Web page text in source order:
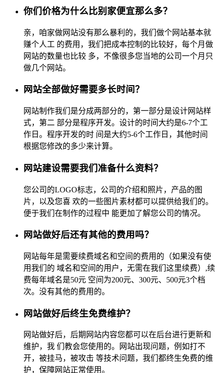
你们价格为什么比别家便宜那么多？
亲，咱家做网站没有那么暴利的，我们做个网站基本就
赚个人工 的费用，我们把成本控制的比较好，每个月做
网站的数量也比较 多，不像很多您当地的公司一个月只
做几个网站。
网站全部做好需要多长时间？
网站制作我们是分成两部分的，第一部分是设计网站样
式，第二 部分是程序开发。设计的时间大约是6-7个工
作日。程序开发的时 间是大约5-6个工作日，其他时间
根据您修改的多少来计算。
网站建设需要我们准备什么资料？
您公司的LOGO标志，公司的介绍和照片，产品的图
片，以及您喜 欢的一些图片素材都可以提供给我们的。
便于我们在制作的过程中 能更加了解您公司的情况。
网站做好后还有其他的费用吗？
网站每年是需要续费域名和空间的费用的（如果没有使
用我们的 域名和空间的用户，无需在我们这里续费）,续
费每年域名是50元 空间为200元、300元、500元3个档
次。没有其他的费用的。
网站做好后终生免费维护？
网站做好后，后期网站内容您都可以在后台进行更新和
维护，我 们教会您使用的。网站出现问题，例如打不
开，被挂马，被攻击 等技术问题，我们都终生免费的维
护，保障网站正常使用。